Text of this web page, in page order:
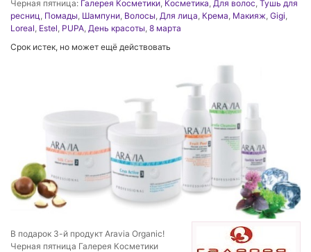
Черная пятница: Галерея Косметики, Косметика, Для волос, Тушь для
ресниц, Помады, Шампуни, Волосы, Для лица, Крема, Макияж, Gigi,
Loreal, Estel, PUPA, День красоты, 8 марта
Срок истек, но может ещё действовать
В подарок 3-й продукт Aravia Organic!
Черная пятница Галерея Косметики